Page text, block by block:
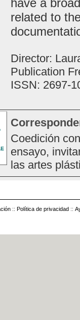
have a
related to
Director:
Publication
ISSN: 2697-
Coedición
ensayo,
las artes
:: Política de privacidad ::